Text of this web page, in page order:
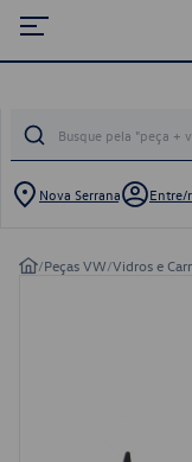
Nova Serrana Entre/
/Peças VW/Vidros e